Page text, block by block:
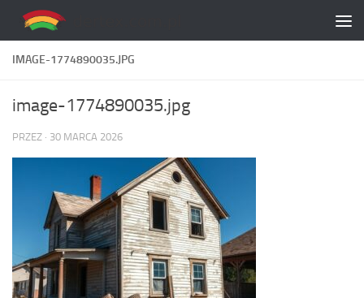
Skip to content
IMAGE-1774890035.JPG
image-1774890035.jpg
PRZEZ · 30 MARCA 2026